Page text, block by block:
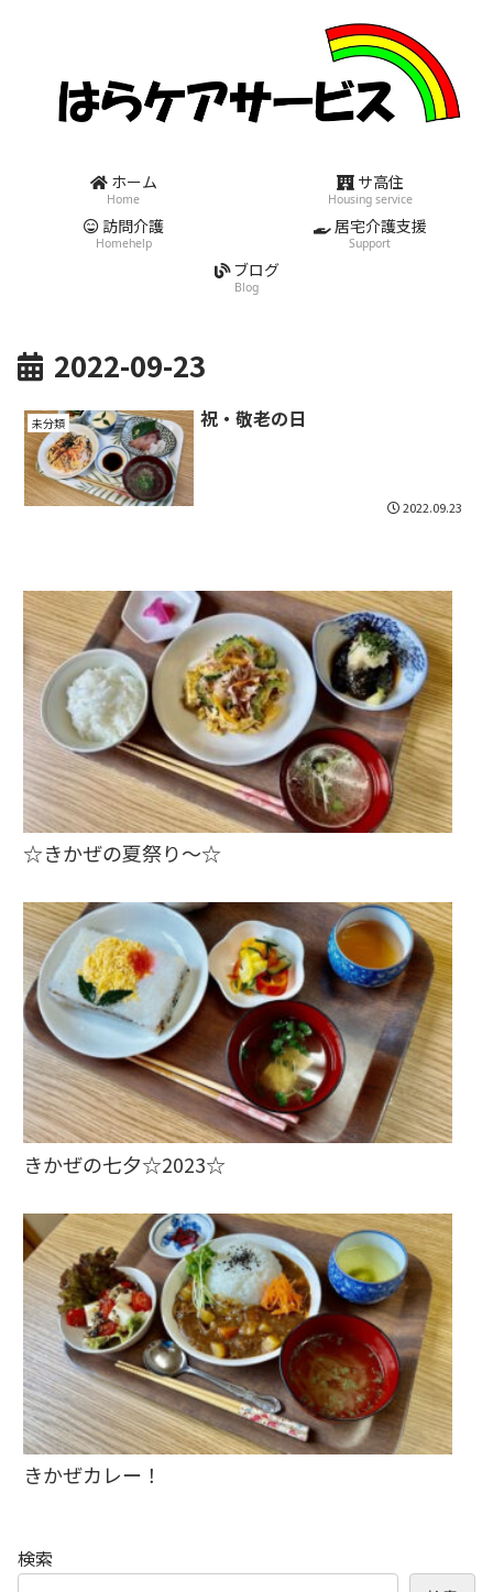
ホーム
Home
サ高住
Housing service
訪問介護
Homehelp
居宅介護支援
Support
ブログ
Blog
2022-09-23
未分類 祝・敬老の日
2022.09.23
☆きかぜの夏祭り～☆
きかぜの七夕☆2023☆
きかぜカレー！
検索